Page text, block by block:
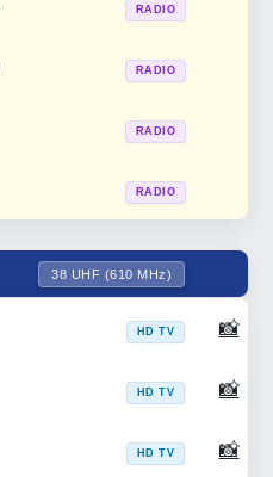
RADIO
RADIO
RADIO
RADIO
38 UHF (610 MHz)
HD TV 📸
HD TV 📸
HD TV 📸